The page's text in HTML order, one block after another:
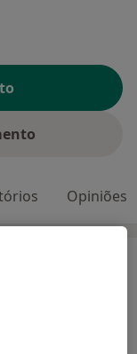
Opiniões
próstata e